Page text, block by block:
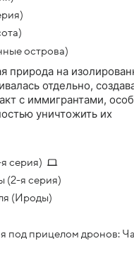
острова)
природа на
отдельно,
с иммигрантами,
уничтожить их
серия)
(2-я серия)
(Ироды)
под прицелом дронов: